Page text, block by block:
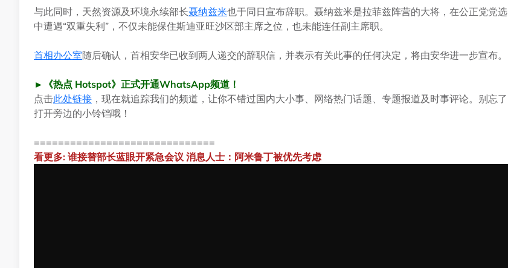
与此同时，天然资源及环境永续部长聂纳兹米也于同日宣布辞职。聂纳兹米是拉菲兹阵营的大将，在公正党党选
中遭遇“双重失利”，不仅未能保住斯迪亚旺沙区部主席之位，也未能连任副主席职。
首相办公室随后确认，首相安华已收到两人递交的辞职信，并表示有关此事的任何决定，将由安华进一步宣布。
►《热点 Hotspot》正式开通WhatsApp频道！
点击此处链接 ，现在就追踪我们的频道，让你不错过国内大小事、网络热门话题、专题报道及时事评论。别忘了
打开旁边的小铃铛哦！
==============================
看更多: 谁接替部长蓝眼开紧急会议 消息人士：阿米鲁丁被优先考虑